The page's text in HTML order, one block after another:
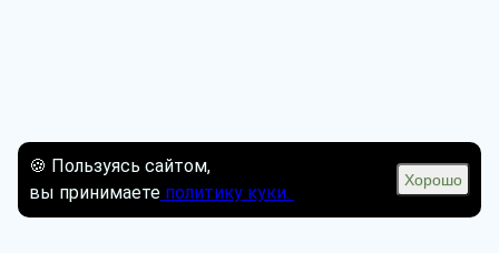
🍪 Пользуясь сайтом,
вы принимаете политику куки.
Хорошо